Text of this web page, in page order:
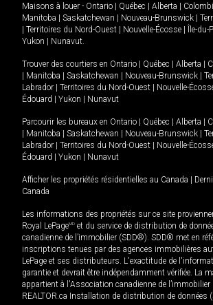
Maisons à louer - Ontario Québec Alberta
Manitoba
Saskatchewan Nouveau-Brunswick
Territoires du Nord-Ouest Nouvelle-Écosse Île-
Yukon
Nunavut.
Trouver des courtiers en Ontario Québec Alberta
Manitoba Saskatchewan Nouveau-Brunswick
Labrador
Territoires du Nord-Ouest Nouvelle-
Édouard
Yukon Nunavut
Parcourir les bureaux en Ontario Québec Alberta
Manitoba Saskatchewan Nouveau-Brunswick
Labrador
Territoires du Nord-Ouest Nouvelle-
Édouard
Yukon Nunavut
Afficher les propriétés résidentielles au Canada
Canada
Les informations des propriétés sur ce site
Royal LePageMD et du service de distribution de
canadienne de l’immobilier (SDD®). SDD® met en
inscriptions tenues par des agences immobilières
LePage et ses distributeurs. L'exactitude de
garantie et devrait être indépendamment vérifiée. La
appartient à l'Association canadienne de l’immobilier
REALTOR.ca Installation de distribution de données